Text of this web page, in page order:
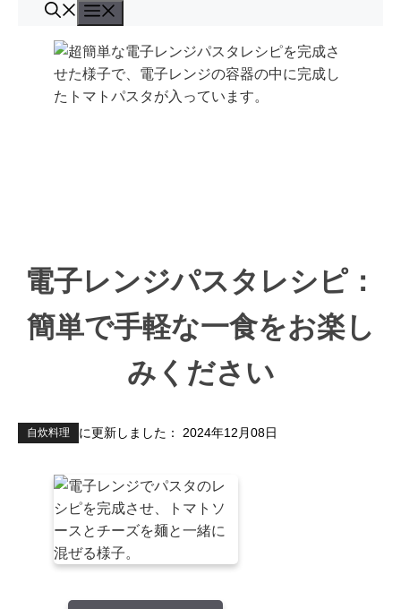
ュ
ー
電子レンジパスタレシピ：
簡単で手軽な一食をお楽し
みください
自炊料理 に更新しました： 2024年12月08日